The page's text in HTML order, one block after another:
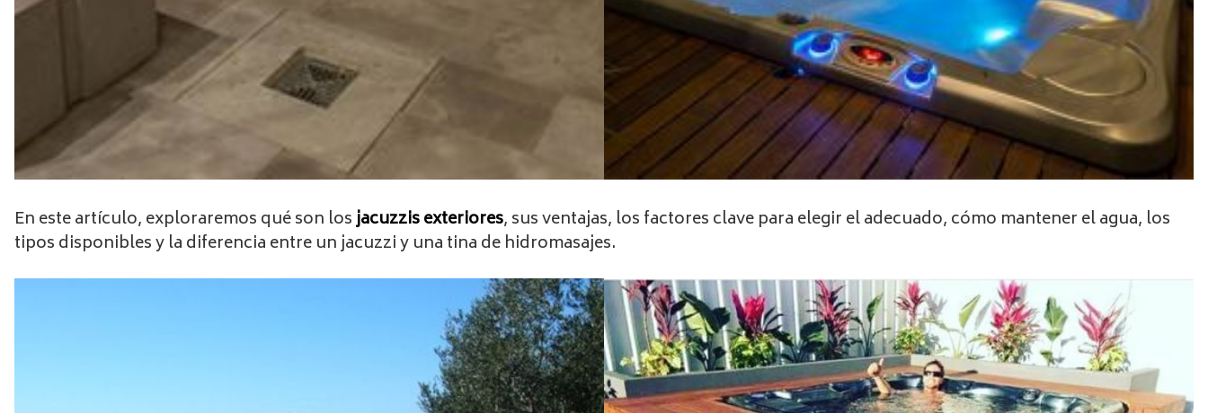
En este artículo, exploraremos qué son losjacuzzis exteriores, sus ventajas, los factores clave para elegir el adecuado, cómo mantener el agua, los
tipos disponibles y la diferencia entre un jacuzzi y una tina de hidromasajes.